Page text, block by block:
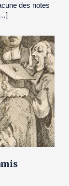
des notes